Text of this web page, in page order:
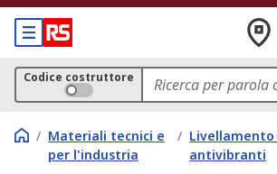
Codice costruttore
/ Materiali tecnici e
per l'industria
/ Livellamento
antivibranti